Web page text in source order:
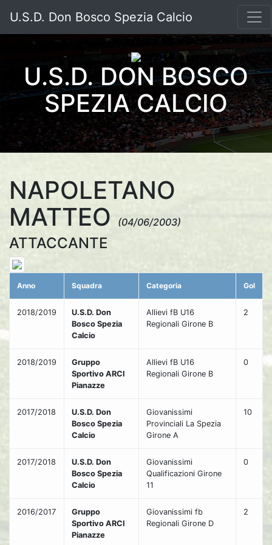
U.S.D. Don Bosco Spezia Calcio
U.S.D. DON BOSCO
SPEZIA CALCIO
NAPOLETANO
MATTEO
(04/06/2003)
ATTACCANTE
Anno Squadra Categoria Gol
2018/2019
U.S.D. Don
Bosco Spezia
Calcio
Allievi fB U16
Regionali Girone B
2
2018/2019
Gruppo
Sportivo ARCI
Pianazze
Allievi fB U16
Regionali Girone B
0
2017/2018
U.S.D. Don
Bosco Spezia
Calcio
Giovanissimi
Provinciali La Spezia
Girone A
10
2017/2018
U.S.D. Don
Bosco Spezia
Calcio
Giovanissimi
Qualificazioni Girone
11
0
2016/2017
Gruppo
Sportivo ARCI
Pianazze
Giovanissimi fb
Regionali Girone D
2